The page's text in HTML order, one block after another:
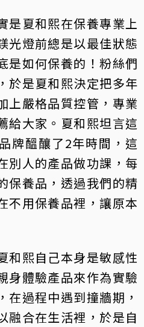
是夏和熙在保養專業上
光燈前總是以最佳狀態
是如何保養的！粉絲們
於是夏和熙決定把多年
上嚴格品質控管，專業
給大家。夏和熙坦言這
牌醞釀了2年時間，這
別人的產品做功課，每
保養品，透過我們的精
不用保養品裡，讓原本
和熙自己本身是敏感性
身體驗產品來作為實驗
在過程中遇到撞牆期，
融合在生活裡，於是自